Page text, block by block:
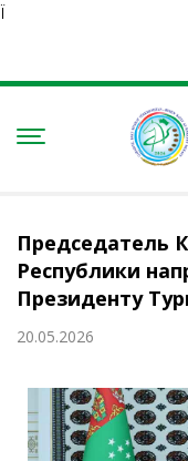
Ï
Председатель
Республики
Президенту
20.05.2026